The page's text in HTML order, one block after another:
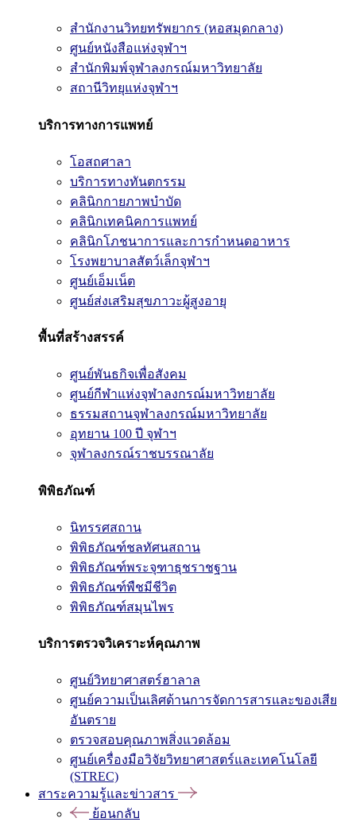
สำนักงานวิทยทรัพยากร (หอสมุดกลาง)
ศูนย์หนังสือแห่งจุฬาฯ
สำนักพิมพ์จุฬาลงกรณ์มหาวิทยาลัย
สถานีวิทยุแห่งจุฬาฯ
บริการทางการแพทย์
โอสถศาลา
บริการทางทันตกรรม
คลินิกกายภาพบำบัด
คลินิกเทคนิคการแพทย์
คลินิกโภชนาการและการกำหนดอาหาร
โรงพยาบาลสัตว์เล็กจุฬาฯ
ศูนย์เอ็มเน็ต
ศูนย์ส่งเสริมสุขภาวะผู้สูงอายุ
พื้นที่สร้างสรรค์
ศูนย์พันธกิจเพื่อสังคม
ศูนย์กีฬาแห่งจุฬาลงกรณ์มหาวิทยาลัย
ธรรมสถานจุฬาลงกรณ์มหาวิทยาลัย
อุทยาน 100 ปี จุฬาฯ
จุฬาลงกรณ์ราชบรรณาลัย
พิพิธภัณฑ์
นิทรรศสถาน
พิพิธภัณฑ์ชลทัศนสถาน
พิพิธภัณฑ์พระจุฑาธุชราชฐาน
พิพิธภัณฑ์พืชมีชีวิต
พิพิธภัณฑ์สมุนไพร
บริการตรวจวิเคราะห์คุณภาพ
ศูนย์วิทยาศาสตร์ฮาลาล
ศูนย์ความเป็นเลิศด้านการจัดการสารและของเสีย
อันตราย
ตรวจสอบคุณภาพสิ่งแวดล้อม
ศูนย์เครื่องมือวิจัยวิทยาศาสตร์และเทคโนโลยี
(STREC)
สาระความรู้และข่าวสาร
ย้อนกลับ